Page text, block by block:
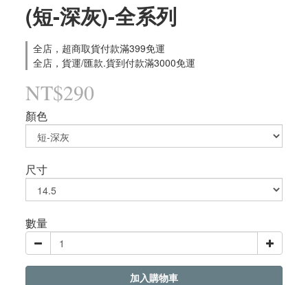
(短-深灰)-全系列
全店，超商取貨付款滿399免運
全店，貨運/匯款.貨到付款滿3000免運
NT$290
顏色
尺寸
數量
加入購物車